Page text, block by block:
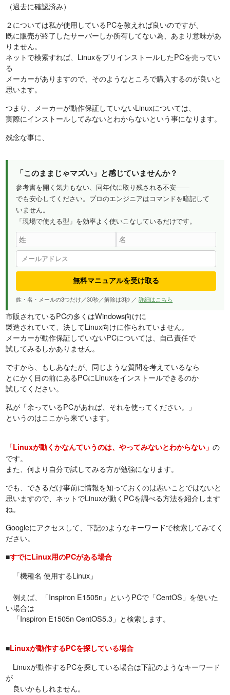
（過去に確認済み）
２については私が使用しているPCを教えれば良いのですが、
既に販売が終了したサーバーしか所有してない為、あまり意味があ
りません。
ネットで検索すれば、LinuxをプリインストールしたPCを売ってい
る
メーカーがありますので、そのようなところで購入するのが良いと
思います。
つまり、メーカーが動作保証していないLinuxについては、
実際にインストールしてみないとわからないという事になります。
残念な事に、
「このままじゃマズい」と感じていませんか？
参考書を開く気力もない、同年代に取り残される不安——
でも安心してください。プロのエンジニアはコマンドを暗記して
いません。
「現場で使える型」を効率よく使いこなしているだけです。
無料マニュアルを受け取る
姓・名・メールの3つだけ／30秒／解除は3秒 ／詳細はこちら
市販されているPCの多くはWindows向けに
製造されていて、決してLinux向けに作られていません。
メーカーが動作保証していないPCについては、自己責任で
試してみるしかありません。
ですから、もしあなたが、同じような質問を考えているなら
とにかく目の前にあるPCにLinuxをインストールできるのか
試してください。
私が「余っているPCがあれば、それを使ってください。」
というのはここから来ています。
「Linuxが動くかなんていうのは、やってみないとわからない」の
です。
また、何より自分で試してみる方が勉強になります。
でも、できるだけ事前に情報を知っておくのは悪いことではないと
思いますので、ネットでLinuxが動くPCを調べる方法を紹介します
ね。
Googleにアクセスして、下記のようなキーワードで検索してみてく
ださい。
■すでにLinux用のPCがある場合
「機種名 使用するLinux」
例えば、「Inspiron E1505n」というPCで「CentOS」を使いた
い場合は
「Inspiron E1505n CentOS5.3」と検索します。
■Linuxが動作するPCを探している場合
Linuxが動作するPCを探している場合は下記のようなキーワード
が
良いかもしれません。